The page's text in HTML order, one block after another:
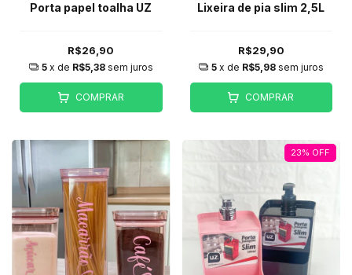
Porta papel toalha UZ
R$26,90
5 x de R$5,38 sem juros
COMPRAR
Lixeira de pia slim 2,5L
R$29,90
5 x de R$5,98 sem juros
COMPRAR
23% OFF